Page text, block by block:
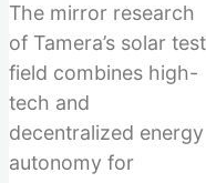
The mirror research
of Tamera’s solar test
field combines high-
tech and
decentralized energy
autonomy for